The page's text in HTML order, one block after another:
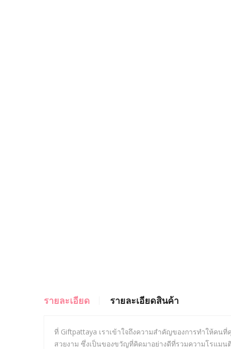
รายละเอียด รายละเอียดสินค้า
ที่ Giftpattaya เราเข้าใจถึงความสำคัญของการทำให้คน
สวยงาม ซึ่งเป็นของขวัญที่คิดมาอย่างดีที่รวมความโรแมน